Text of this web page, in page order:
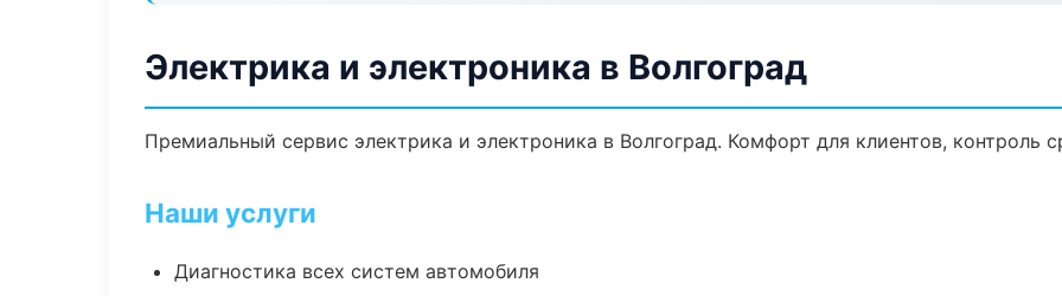
Электрика и электроника в Волгоград
Премиальный сервис электрика и электроника в Волгоград. Комфорт для клиентов, контроль
Наши услуги
Диагностика всех систем автомобиля